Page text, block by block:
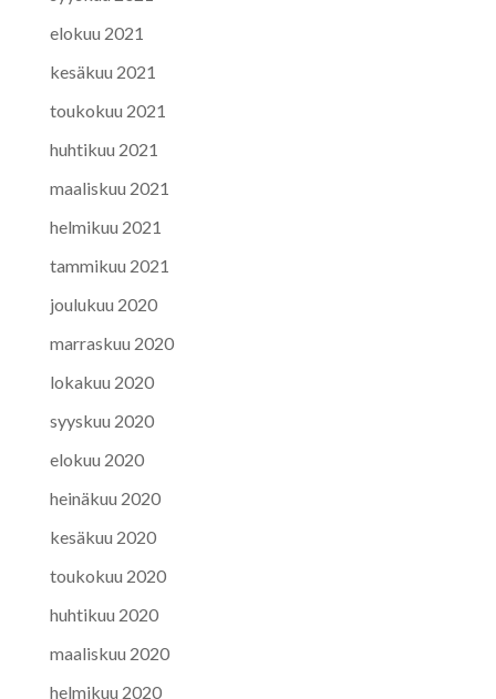
elokuu 2021
kesäkuu 2021
toukokuu 2021
huhtikuu 2021
maaliskuu 2021
helmikuu 2021
tammikuu 2021
joulukuu 2020
marraskuu 2020
lokakuu 2020
syyskuu 2020
elokuu 2020
heinäkuu 2020
kesäkuu 2020
toukokuu 2020
huhtikuu 2020
maaliskuu 2020
helmikuu 2020